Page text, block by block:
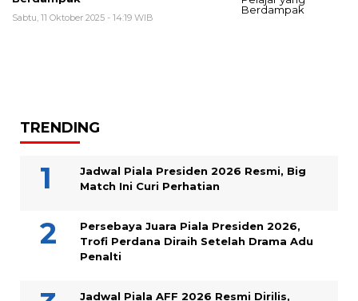
Sabtu, 11 Oktober 2025 - 14:19 WIB
TRENDING
Jadwal Piala Presiden 2026 Resmi, Big
Match Ini Curi Perhatian
Persebaya Juara Piala Presiden 2026,
Trofi Perdana Diraih Setelah Drama Adu
Penalti
Jadwal Piala AFF 2026 Resmi Dirilis,